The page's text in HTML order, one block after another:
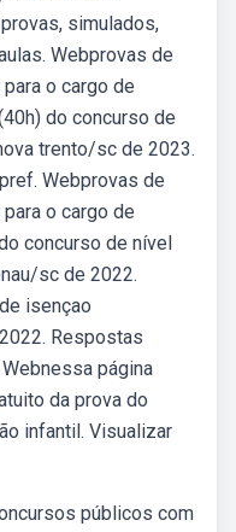
simulados,
Webprovas de
o cargo de
do concurso de
trento/sc de 2023.
Webprovas de
o cargo de
concurso de nível
sc de 2022.
isençao
Respostas
página
da prova do
infantil. Visualizar
públicos com